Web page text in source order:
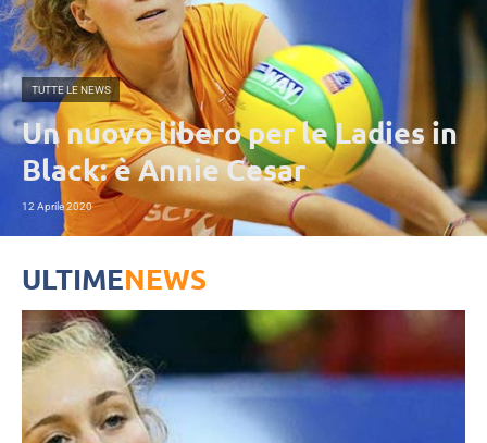
TUTTE LE NEWS
Un nuovo libero per le Ladies in
Black: è Annie Cesar
12 Aprile 2020
ULTIMENEWS